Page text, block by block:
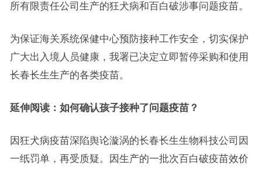
所有限责任公司生产的狂犬病和百白破涉事问题疫苗。
为保证海关系统保健中心预防接种工作安全，切实保护
广大出入境人员健康，我署已决定立即暂停采购和使用
长春长生生产的各类疫苗。
延伸阅读：如何确认孩子接种了问题疫苗？
因狂犬病疫苗深陷舆论漩涡的长春长生生物科技公司因
一纸罚单，再受质疑。因生产的一批次百白破疫苗效价